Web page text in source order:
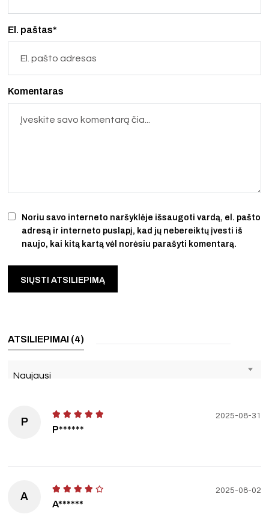
El. paštas*
Noriu savo interneto naršyklėje išsaugoti vardą, el. pašto
adresą ir interneto puslapį, kad jų nebereiktų įvesti iš
naujo, kai kitą kartą vėl norėsiu parašyti komentarą.
Komentaras
ATSILIEPIMAI (4)
Naujausi
P
P******
2025-08-31
A
A******
2025-08-02